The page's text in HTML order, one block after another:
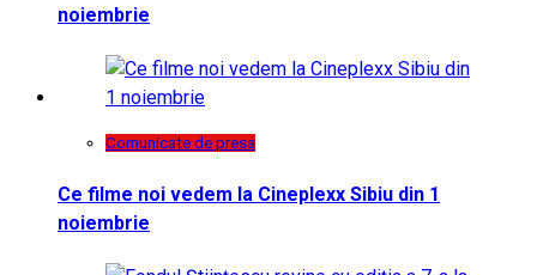
noiembrie
Comunicate de presa
Ce filme noi vedem la Cineplexx Sibiu din 1
noiembrie